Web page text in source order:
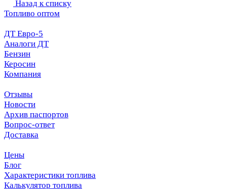
Назад к списку
Топливо оптом
ДТ Евро-5
Аналоги ДТ
Бензин
Керосин
Компания
Отзывы
Новости
Архив паспортов
Вопрос-ответ
Доставка
Цены
Блог
Характеристики топлива
Калькулятор топлива